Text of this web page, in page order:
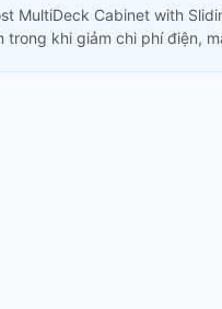
MultiDeck Cabinet with
trong khi giảm chi phí điện,